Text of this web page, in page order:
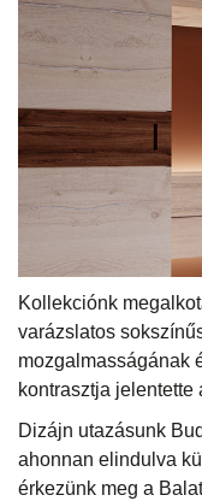
Kollekciónk
varázslatos
mozgalmasságának
kontrasztja
Dizájn utazásunk
ahonnan elindulva
érkezünk meg a